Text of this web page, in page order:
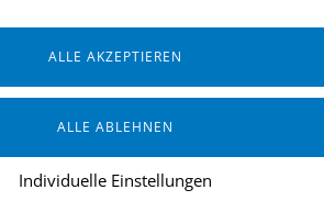
Individuelle Einstellungen